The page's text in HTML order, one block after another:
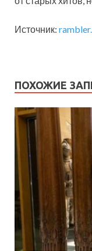
Источник:
ПОХОЖИЕ